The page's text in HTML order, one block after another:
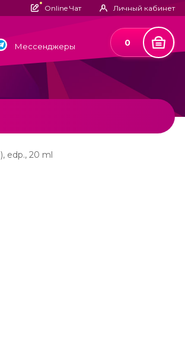
Online Чат Личный кабинет
Мессенджеры 0
edp., 20 ml